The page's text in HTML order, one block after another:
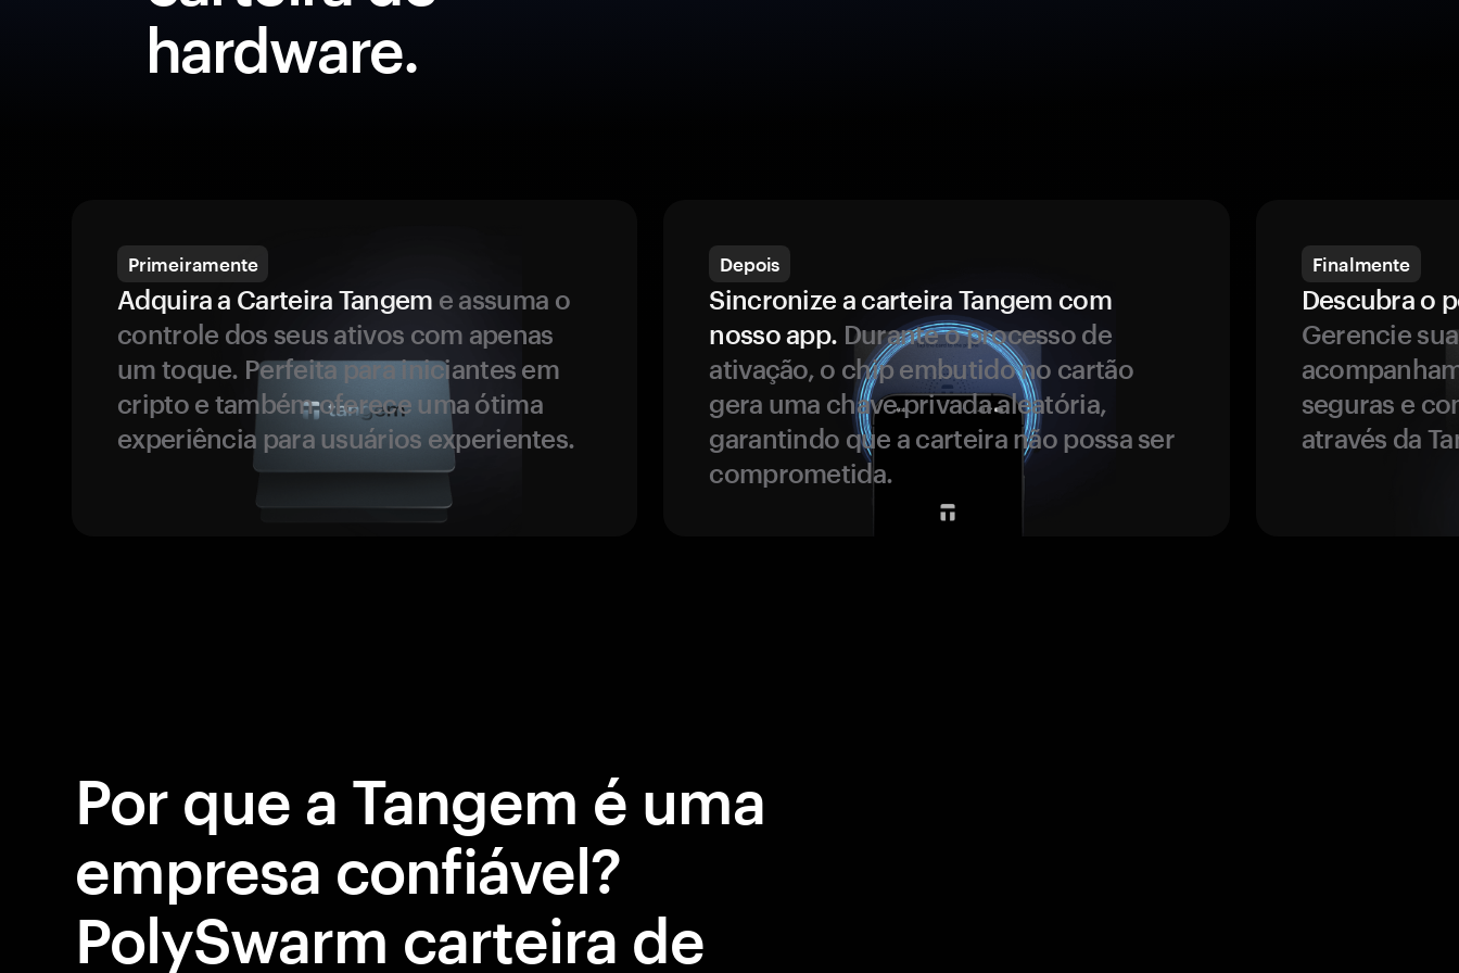
hardware.
Primeiramente
Adquira a Carteira Tangem e assuma o
controle dos seus ativos com apenas
um toque. Perfeita para iniciantes em
cripto e também oferece uma ótima
experiência para usuários experientes.
Depois
Sincronize a carteira Tangem com
nosso app. Durante o processo de
ativação, o chip embutido no cartão
gera uma chave privada aleatória,
garantindo que a carteira não possa ser
comprometida.
Finalmente
Descubra o
Gerencie
seguras e
através da
Por que a Tangem é uma
empresa confiável?
PolySwarm carteira de